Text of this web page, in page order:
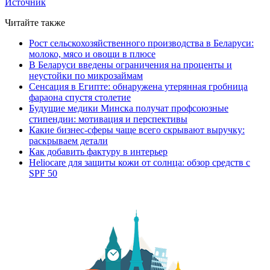
Читайте также
Рост сельскохозяйственного производства в Беларуси:
молоко, мясо и овощи в плюсе
В Беларуси введены ограничения на проценты и
неустойки по микрозаймам
Сенсация в Египте: обнаружена утерянная гробница
фараона спустя столетие
Будущие медики Минска получат профсоюзные
стипендии: мотивация и перспективы
Какие бизнес-сферы чаще всего скрывают выручку:
раскрываем детали
Как добавить фактуру в интерьер
Heliocare для защиты кожи от солнца: обзор средств с
SPF 50